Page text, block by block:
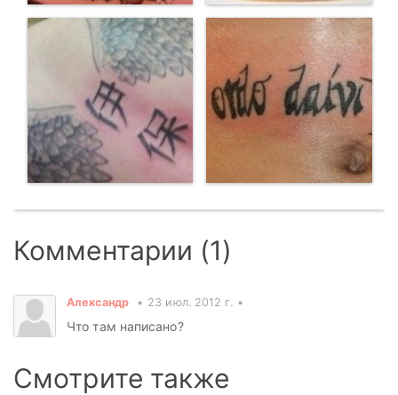
Комментарии (1)
Александр 23 июл. 2012 г.
Что там написано?
Смотрите также